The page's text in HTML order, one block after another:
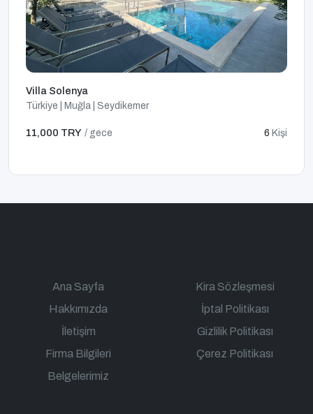
Villa Solenya
Türkiye | Muğla | Seydikemer
11,000 TRY / gece 6 Kişi
Ana Sayfa
Hakkımızda
İletişim
Firma Bilgileri
Belgelerimiz
Kira Sözleşmesi
İptal Politikası
Gizlilik Politikası
Çerez Politikası